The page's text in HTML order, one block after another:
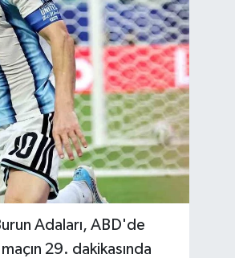
Adaları, ABD'de
29. dakikasında